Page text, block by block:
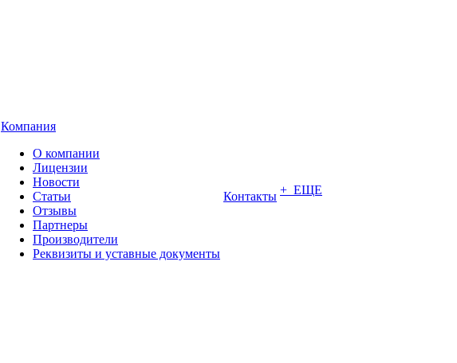
Компания
О компании
Лицензии
Новости
Статьи
Отзывы
Партнеры
Производители
Реквизиты и уставные документы
Контакты + ЕЩЕ